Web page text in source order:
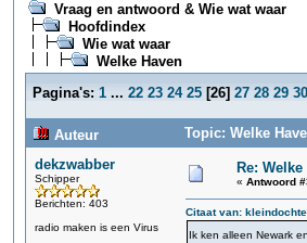
Vraag en antwoord & Wie wat waar
Hoofdindex
Wie wat waar
Welke Haven
Pagina's: 1 ... 22 23 24 25 [26] 27 28 29 30
Auteur
Topic: Welke
dekzwabber
Schipper
Berichten: 403
radio maken is een Virus
Re: Welke
« Antwoord
Citaat van:
Ik ken alleen Newark